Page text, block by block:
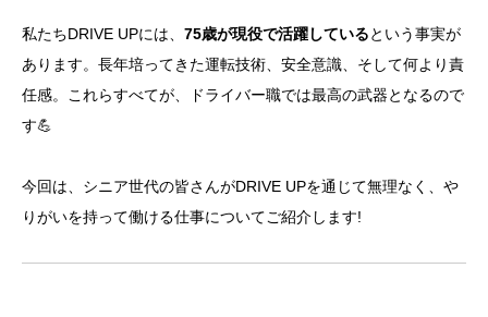
私たちDRIVE UPには、 75歳が現役で活躍しているという事実が
あります。長年培ってきた運転技術、安全意識、そして何より責
任感。これらすべてが、ドライバー職では最高の武器となるので
す💪
今回は、シニア世代の皆さんがDRIVE UPを通じて無理なく、や
りがいを持って働ける仕事についてご紹介します!